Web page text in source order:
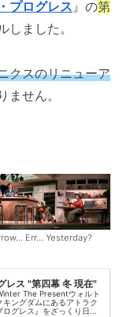
プログレス』の第
ました。
クスのリニューア
せん。
Err… Yesterday?
レス "第四幕 冬 現在"
The Presentウォルト
ングダムにあるアトラク
グレス』をざっくり日本